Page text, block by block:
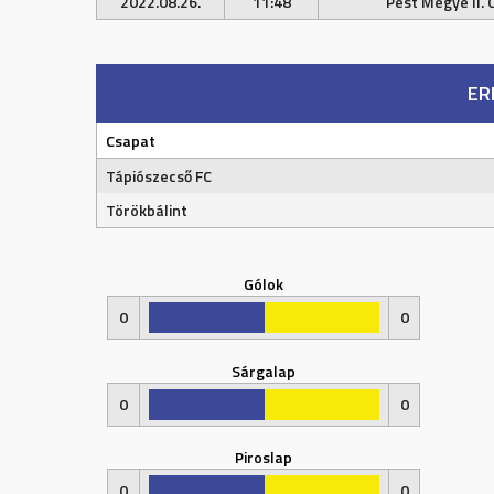
Csapat
Tápiószecső FC
Törökbálint
Gólok
0
0
Sárgalap
0
0
Piroslap